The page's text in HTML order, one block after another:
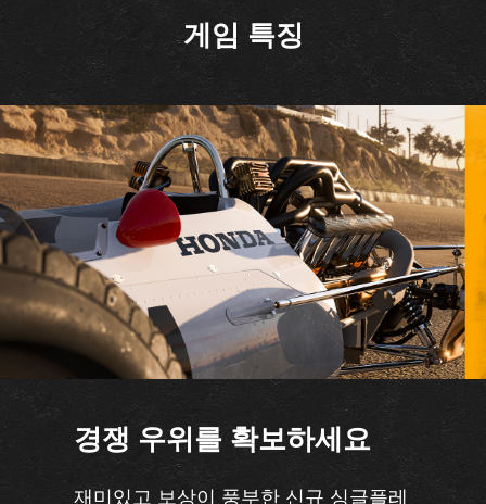
게임 특징
경쟁 우위를 확보하세요
재미있고 보상이 풍부한 신규 싱글플레